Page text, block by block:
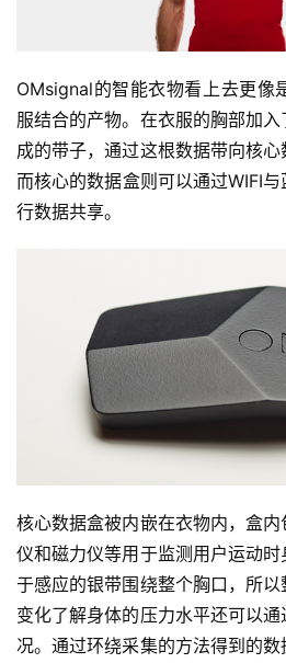
OMsignal的智能衣物看上去更像
服结合的产物。在衣服的胸部加
成的带子，通过这根数据带向核心
而核心的数据盒则可以通过WIFI
行数据共享。
核心数据盒被内嵌在衣物内，盒
仪和磁力仪等用于监测用户运动
于感应的银带围绕整个胸口，所
变化了解身体的压力水平还可以
况。通过环绕采集的方法得到的